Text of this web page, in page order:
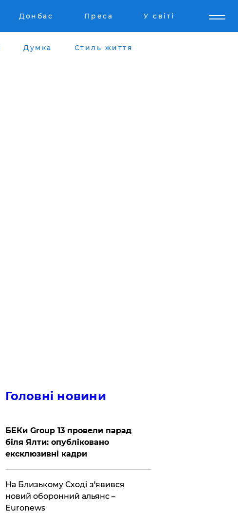
Донбас Преса У світі
Думка Стиль життя
Головні новини
БЕКи Group 13 провели парад
біля Ялти: опубліковано
ексклюзивні кадри
На Близькому Сході з'явився
новий оборонний альянс –
Euronews